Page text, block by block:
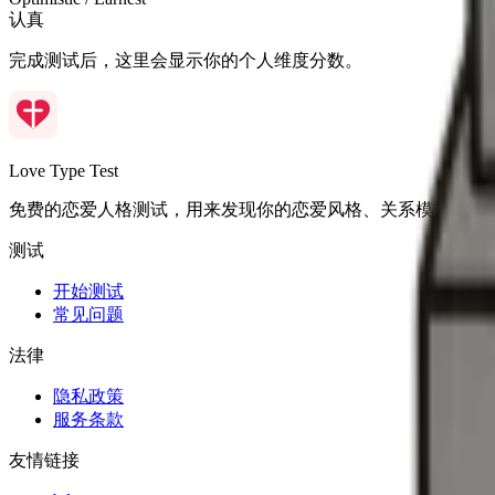
认真
完成测试后，这里会显示你的个人维度分数。
Love Type Test
免费的恋爱人格测试，用来发现你的恋爱风格、关系模式和相
测试
开始测试
常见问题
法律
隐私政策
服务条款
友情链接